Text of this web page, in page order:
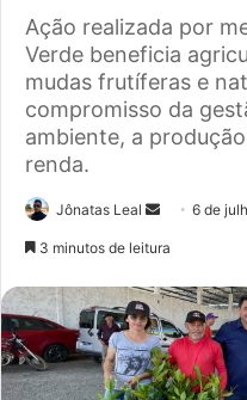
Ação realizada por
Verde beneficia
mudas frutíferas e
compromisso da
ambiente, a
renda.
Jônatas Leal
d
e
u
m
6 de
3 minutos de leitura